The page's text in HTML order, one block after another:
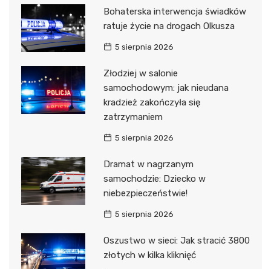
Bohaterska interwencja świadków
ratuje życie na drogach Olkusza
5 sierpnia 2026
Złodziej w salonie
samochodowym: jak nieudana
kradzież zakończyła się
zatrzymaniem
5 sierpnia 2026
Dramat w nagrzanym
samochodzie: Dziecko w
niebezpieczeństwie!
5 sierpnia 2026
Oszustwo w sieci: Jak stracić 3800
złotych w kilka kliknięć